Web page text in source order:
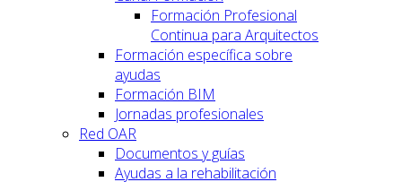
Formación Profesional
Continua para Arquitectos
Formación específica sobre
ayudas
Formación BIM
Jornadas profesionales
Red OAR
Documentos y guías
Ayudas a la rehabilitación